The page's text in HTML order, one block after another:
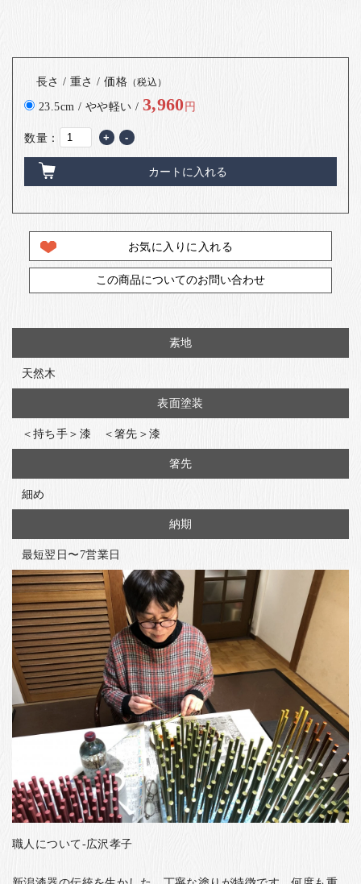
長さ / 重さ / 価格 （税込）
23.5cm / やや軽い / 3,960円
数量： + -
カートに入れる
お気に入りに入れる
この商品についてのお問い合わせ
素地
天然木
表面塗装
＜持ち手＞漆 ＜箸先＞漆
箸先
細め
納期
最短翌日〜7営業日
職人について-広沢孝子